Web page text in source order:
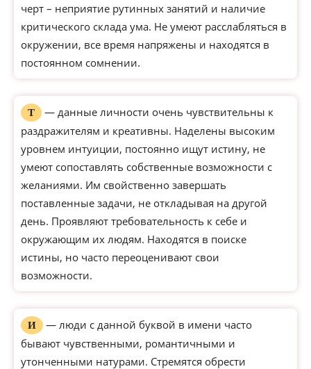
черт – неприятие рутинных занятий и наличие
критического склада ума. Не умеют расслабляться в
окружении, все время напряжены и находятся в
постоянном сомнении.
Т
— данные личности очень чувствительны к
раздражителям и креативны. Наделены высоким
уровнем интуиции, постоянно ищут истину, не
умеют сопоставлять собственные возможности с
желаниями. Им свойственно завершать
поставленные задачи, не откладывая на другой
день. Проявляют требовательность к себе и
окружающим их людям. Находятся в поиске
истины, но часто переоценивают свои
возможности.
И
— люди с данной буквой в имени часто
бывают чувственными, романтичными и
утонченными натурами. Стремятся обрести